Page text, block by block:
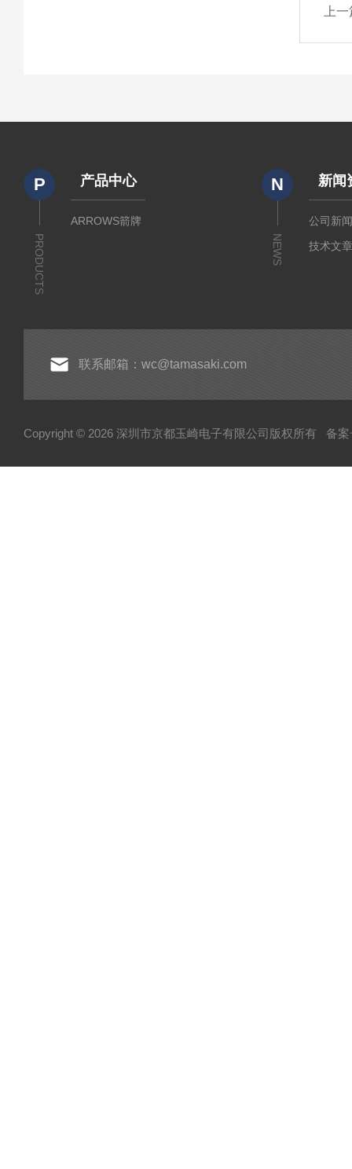
上
P
PRODUCTS
产品中心
ARROWS箭牌
N
NEWS
新闻
公司新
技术文
联系邮箱：wc@tamasaki.com
Copyright © 2026 深圳市京都玉崎电子有限公司版权所有 备案